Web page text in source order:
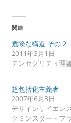
関連
危険な構造 その２
2011年3月1日
テンセグリティ理
超包括化主義者
2007年6月3日
デザインサイエン
クミンスター・フラ